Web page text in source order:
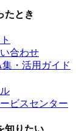
たとき
合わせ
・活用ガイド
ビスセンター